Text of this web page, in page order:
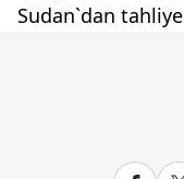
Sudan`dan tahliye